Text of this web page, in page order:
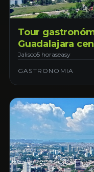
Tour
Guadalajara
locales
Jalisco5 horaseasy
GASTRONOMIA